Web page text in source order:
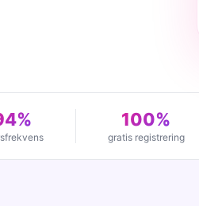
100%
gratis registrering